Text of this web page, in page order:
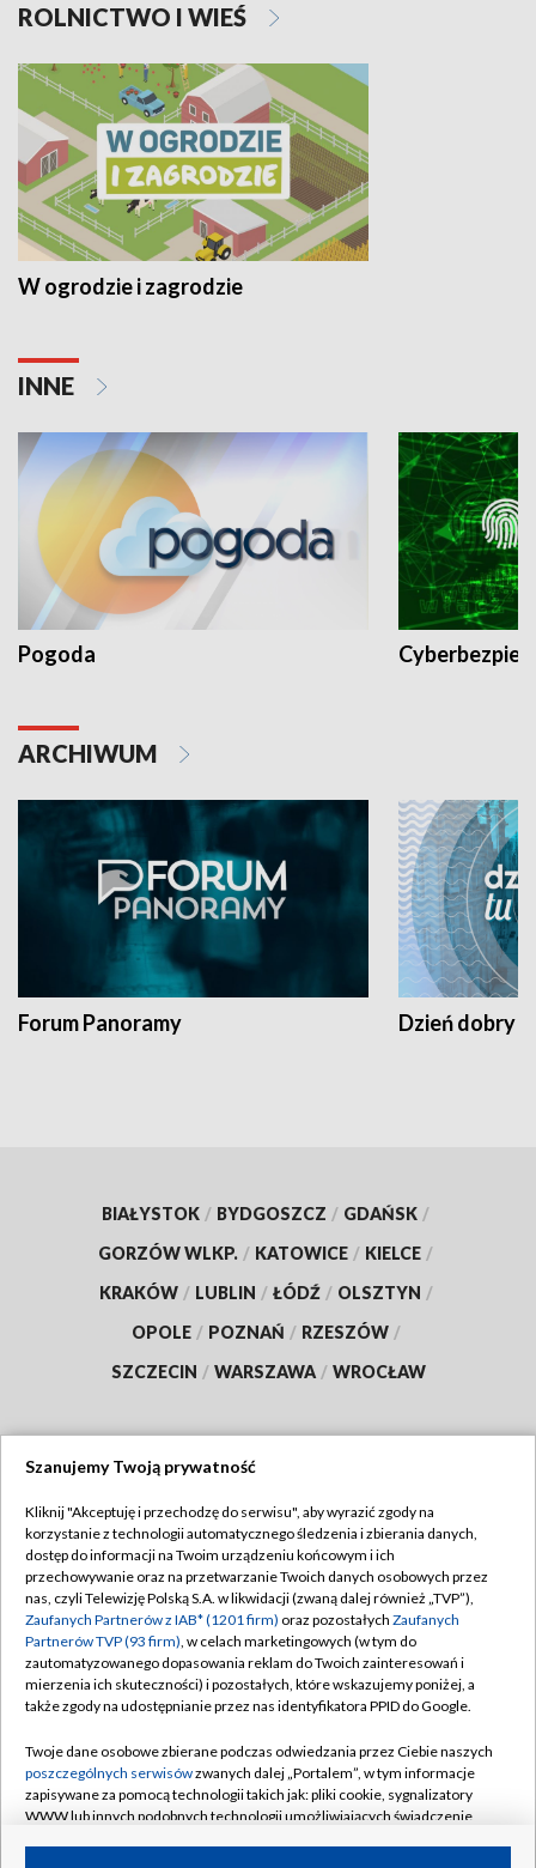
ROLNICTWO I WIEŚ
W ogrodzie i zagrodzie
INNE
Pogoda
ARCHIWUM
Forum Panoramy Dzień dobry
BIAŁYSTOK / BYDGOSZCZ / GDAŃSK /
GORZÓW WLKP. / KATOWICE / KIELCE /
KRAKÓW / LUBLIN / ŁÓDŹ / OLSZTYN /
OPOLE / POZNAŃ / RZESZÓW /
SZCZECIN / WARSZAWA / WROCŁAW
TVP
Abonament TVP
Emisja w TVP
Centrum informacji TVP
Naziemna Telewizja Cyfrowa
Rada Programowa
System NOS
Informacje o nadawcy
Regulamin TVP
Polityka prywatności
Moje zgody
Pomoc
Kontakt
Kanały
Szanujemy Twoją prywatność
Kliknij "Akceptuję i przechodzę do serwisu", aby wyrazić zgody na
korzystanie z technologii automatycznego śledzenia i zbierania danych,
dostęp do informacji na Twoim urządzeniu końcowym i ich
przechowywanie oraz na przetwarzanie Twoich danych osobowych przez
nas, czyli Telewizję Polską S.A. w likwidacji (zwaną dalej również „TVP”),
Zaufanych Partnerów z IAB* (1201 firm) oraz pozostałych Zaufanych
Partnerów TVP (93 firm), w celach marketingowych (w tym do
zautomatyzowanego dopasowania reklam do Twoich zainteresowań i
mierzenia ich skuteczności) i pozostałych, które wskazujemy poniżej, a
także zgody na udostępnianie przez nas identyfikatora PPID do Google.
Twoje dane osobowe zbierane podczas odwiedzania przez Ciebie naszych
poszczególnych serwisówzwanych dalej „Portalem”, w tym informacje
zapisywane za pomocą technologii takich jak: pliki cookie, sygnalizatory
WWW lub innych podobnych technologii umożliwiających świadczenie